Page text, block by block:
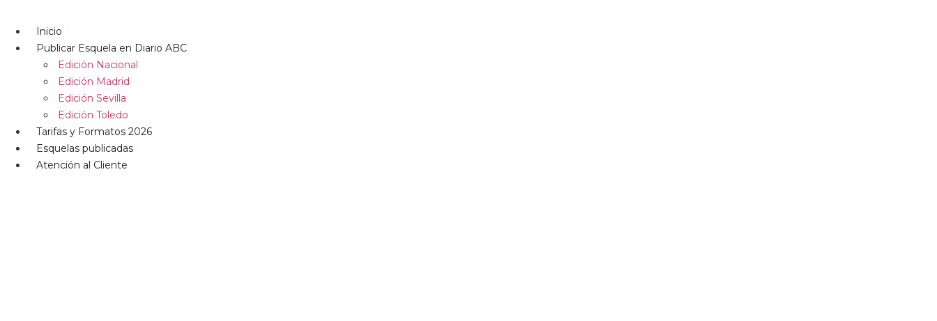
Inicio
Publicar Esquela en Diario ABC
Edición Nacional
Edición Madrid
Edición Sevilla
Edición Toledo
Tarifas y Formatos 2026
Esquelas publicadas
Atención al Cliente